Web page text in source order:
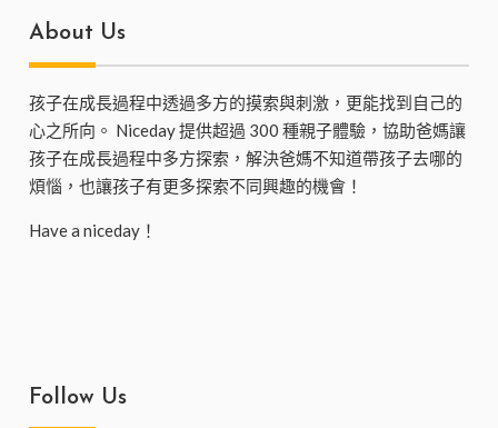
About Us
孩子在成長過程中透過多方的摸索與刺激，更能找到自己的
心之所向。 Niceday 提供超過 300 種親子體驗，協助爸媽讓
孩子在成長過程中多方探索，解決爸媽不知道帶孩子去哪的
煩惱，也讓孩子有更多探索不同興趣的機會！
Have a niceday！
Follow Us